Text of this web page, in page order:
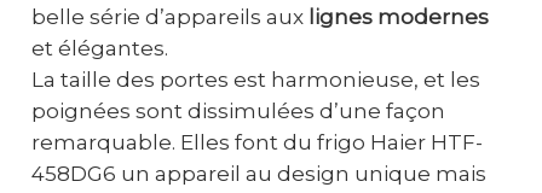
belle série d’appareils aux lignes modernes
et élégantes.
La taille des portes est harmonieuse, et les
poignées sont dissimulées d’une façon
remarquable. Elles font du frigo Haier HTF-
458DG6 un appareil au design unique mais